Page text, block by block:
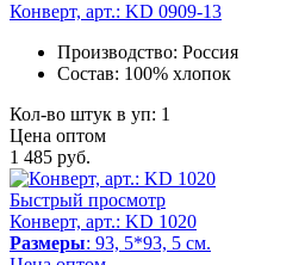
Конверт, арт.: KD 0909-13
Производство: Россия
Состав: 100% хлопок
Кол-во штук в уп: 1
Цена оптом
1 485 руб.
Быстрый просмотр
Конверт, арт.: KD 1020
Размеры: 93, 5*93, 5 см.